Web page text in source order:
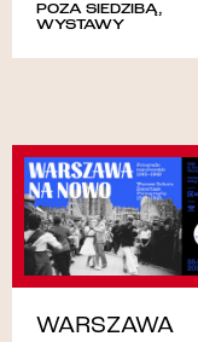
POZA SIEDZIBĄ,
WYSTAWY
WARSZAWA